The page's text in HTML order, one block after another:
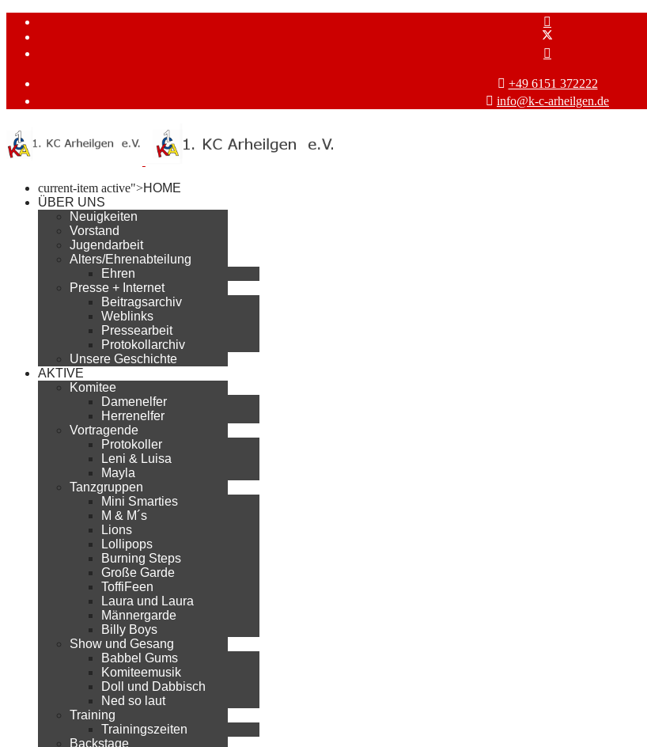
+49 6151 372222
info@k-c-arheilgen.de
current-item active">HOME
ÜBER UNS
Neuigkeiten
Vorstand
Jugendarbeit
Alters/Ehrenabteilung
Ehren
Presse + Internet
Beitragsarchiv
Weblinks
Pressearbeit
Protokollarchiv
Unsere Geschichte
AKTIVE
Komitee
Damenelfer
Herrenelfer
Vortragende
Protokoller
Leni & Luisa
Mayla
Tanzgruppen
Mini Smarties
M & M´s
Lions
Lollipops
Burning Steps
Große Garde
ToffiFeen
Laura und Laura
Männergarde
Billy Boys
Show und Gesang
Babbel Gums
Komiteemusik
Doll und Dabbisch
Ned so laut
Training
Trainingszeiten
Backstage